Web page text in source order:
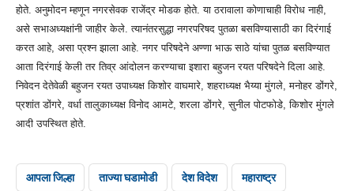
होते. अनुमोदन म्हणून नगरसेवक राजेंद्र मोडक होते. या ठरावाला कोणाचाही विरोध नाही,
असे सभाअध्यक्षांनी जाहीर केले. त्यानंतरसुद्धा नगरपरिषद पुतळा बसविण्यासाठी का दिरंगाई
करत आहे, असा प्रश्न झाला आहे. नगर परिषदेने अण्णा भाऊ साठे यांचा पुतळ बसविण्यात
आता दिरंगाई केली तर तिव्र आंदोलन करण्याचा इशारा बहुजन रयत परिषदेने दिला आहे.
निवेदन देतेवेळी बहुजन रयत उपाध्यक्ष किशोर वाघमारे, शहराध्यक्ष भैय्या मुंगले, मनोहर डोंगरे,
प्रशांत डोंगरे, वर्धा तालुकाध्यक्ष विनोद आमटे, शरला डोंगरे, सुनील पोटफोडे, किशोर मुंगले
आदी उपस्थित होते.
आपला जिल्हा ताज्या घडामोडी देश विदेश महाराष्ट्र